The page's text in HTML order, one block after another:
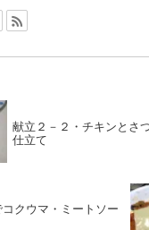
献立２－２・チキンとさ
仕立て
クウマ・ミートソー